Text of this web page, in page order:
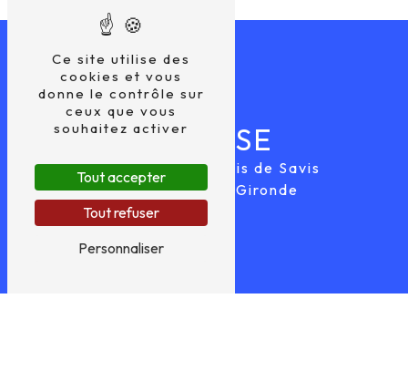
ADRESSE
22 Bis Route du Bois de Savis
33640 Castres-Gironde
Ce site utilise des
cookies et vous
donne le contrôle sur
ceux que vous
souhaitez activer
Tout accepter
Tout refuser
Personnaliser